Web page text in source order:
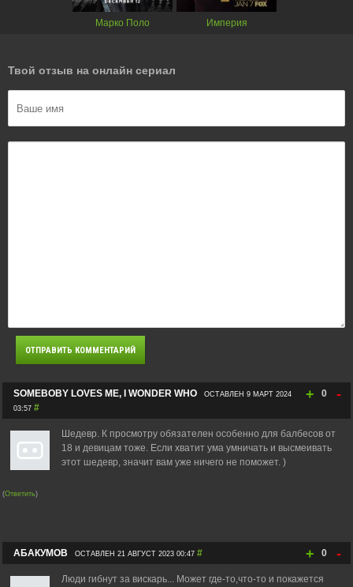
Марко Поло Империя
Твой отзыв на онлайн сериал
+ 0 -
SOMEBOBY LOVES ME, I WONDER WHO
ОСТАВЛЕН 9 МАРТ 2024
03:57 #
Шедевр. К просмотру обязателен особенно для балбесов от
18 и девицам тоже. Если хватит ума умничать и высмеивать
этот шедевр, значит вам уже ничего не поможет. )
(Ответить)
+ 0 -
АБАКУМОВ ОСТАВЛЕН 21 АВГУСТ 2023 00:47 #
Люди гибнут за вискарь... Может где-то,что-то и покажется